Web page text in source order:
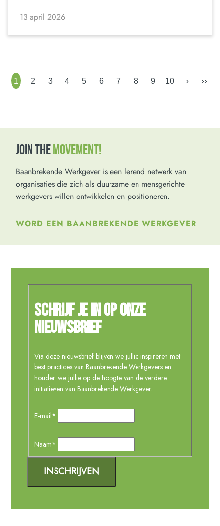
13 april 2026
1 2 3 4 5 6 7 8 9 10 › ››
JOIN THEMOVEMENT!
Baanbrekende Werkgever is een lerend netwerk van
organisaties die zich als duurzame en mensgerichte
werkgevers willen ontwikkelen en positioneren.
WORD EEN BAANBREKENDE WERKGEVER